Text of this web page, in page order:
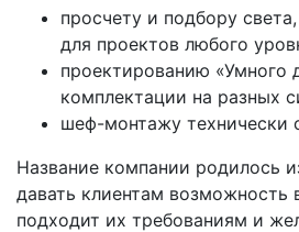
просчету и подбору
для проектов любого
проектированию «Умного
комплектации на разных
шеф-монтажу технически
Название компании родилось
давать клиентам возможность
подходит их требованиям и